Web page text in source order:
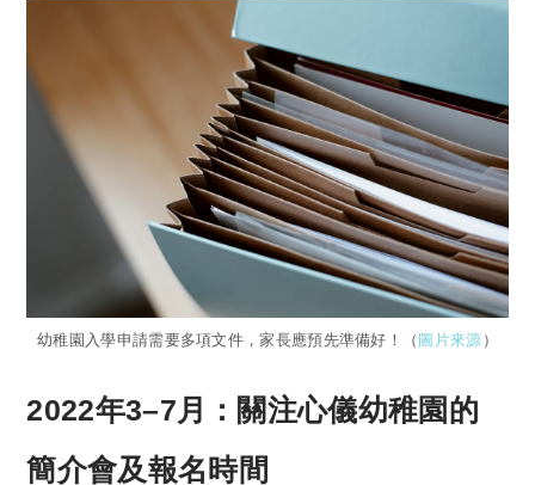
幼稚園入學申請需要多項文件，家長應預先準備好！（ 圖片來源 ）
2022年3–7月：關注心儀幼稚園的
簡介會及報名時間